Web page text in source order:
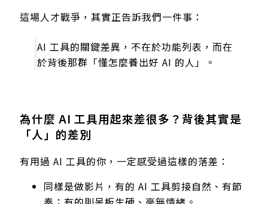
這場人才戰爭，其實正告訴我們一件事：
AI 工具的關鍵差異，不在於功能列表，而在
於背後那群「懂怎麼養出好 AI 的人」。
為什麼 AI 工具用起來差很多？背後其實是
「人」的差別
有用過 AI 工具的你，一定感受過這樣的落差：
同樣是做影片，有的 AI 工具剪接自然、有節